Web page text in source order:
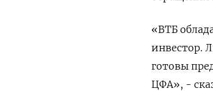
«ВТБ
инвестор.
готовы
ЦФА», -